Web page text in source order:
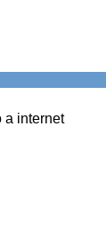
a internet